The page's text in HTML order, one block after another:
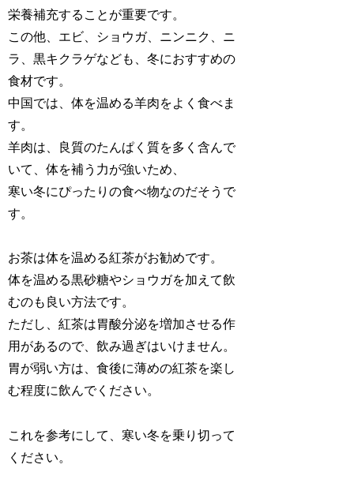
栄養補充することが重要です。
この他、エビ、ショウガ、ニンニク、ニ
ラ、黒キクラゲなども、冬におすすめの
食材です。
中国では、体を温める羊肉をよく食べま
す。
羊肉は、良質のたんぱく質を多く含んで
いて、体を補う力が強いため、
寒い冬にぴったりの食べ物なのだそうで
す。
お茶は体を温める紅茶がお勧めです。
体を温める黒砂糖やショウガを加えて飲
むのも良い方法です。
ただし、紅茶は胃酸分泌を増加させる作
用があるので、飲み過ぎはいけません。
胃が弱い方は、食後に薄めの紅茶を楽し
む程度に飲んでください。
これを参考にして、寒い冬を乗り切って
ください。